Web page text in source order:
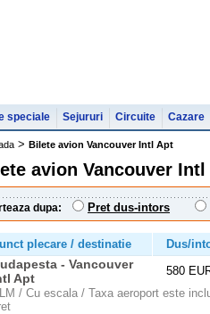
speciale Sejururi Circuite Cazare
> Bilete avion Vancouver Intl Apt
avion Vancouver Intl
dupa: Pret dus-intors
plecare / destinatie Dus/
- Vancouver
Apt
580
/ Cu escala / Taxa aeroport este